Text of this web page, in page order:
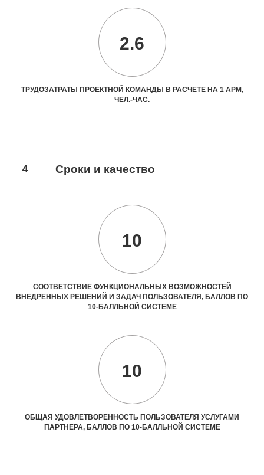
2.6
ТРУДОЗАТРАТЫ ПРОЕКТНОЙ КОМАНДЫ В РАСЧЕТЕ НА 1 АРМ,
ЧЕЛ.-ЧАС.
4 Сроки и качество
10
СООТВЕТСТВИЕ ФУНКЦИОНАЛЬНЫХ ВОЗМОЖНОСТЕЙ
ВНЕДРЕННЫХ РЕШЕНИЙ И ЗАДАЧ ПОЛЬЗОВАТЕЛЯ, БАЛЛОВ ПО
10-БАЛЛЬНОЙ СИСТЕМЕ
10
ОБЩАЯ УДОВЛЕТВОРЕННОСТЬ ПОЛЬЗОВАТЕЛЯ УСЛУГАМИ
ПАРТНЕРА, БАЛЛОВ ПО 10-БАЛЛЬНОЙ СИСТЕМЕ